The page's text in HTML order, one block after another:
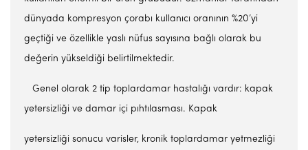
dünyada kompresyon çorabı kullanıcı oranının %20’yi
geçtiği ve özellikle yaslı nüfus sayısına bağlı olarak bu
değerin yükseldiği belirtilmektedir.
Genel olarak 2 tip toplardamar hastalığı vardır: kapak
yetersizliği ve damar içi pıhtılasması. Kapak
yetersizliği sonucu varisler, kronik toplardamar yetmezliği